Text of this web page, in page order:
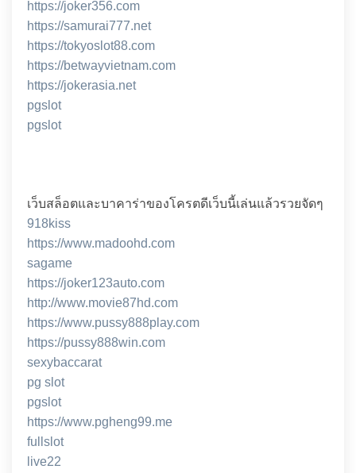
https://joker356.com
https://samurai777.net
https://tokyoslot88.com
https://betwayvietnam.com
https://jokerasia.net
pgslot
pgslot
เว็บสล็อตและบาคาร่าของโครตดีเว็บนี้เล่นแล้วรวยจัดๆ
918kiss
https://www.madoohd.com
sagame
https://joker123auto.com
http://www.movie87hd.com
https://www.pussy888play.com
https://pussy888win.com
sexybaccarat
pg slot
pgslot
https://www.pgheng99.me
fullslot
live22